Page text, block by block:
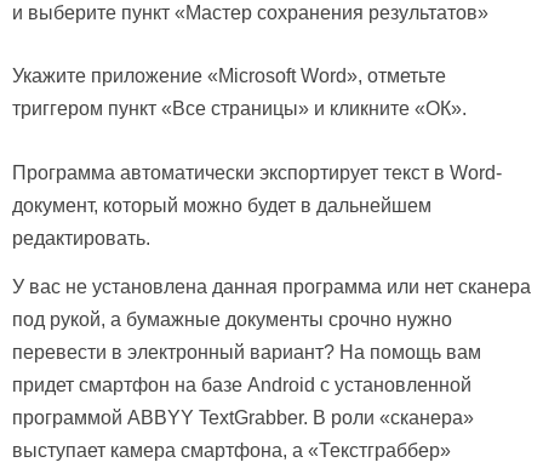
и выберите пункт «Мастер сохранения результатов»
Укажите приложение «Microsoft Word», отметьте
триггером пункт «Все страницы» и кликните «ОК».
Программа автоматически экспортирует текст в Word-
документ, который можно будет в дальнейшем
редактировать.
У вас не установлена данная программа или нет сканера
под рукой, а бумажные документы срочно нужно
перевести в электронный вариант? На помощь вам
придет смартфон на базе Android с установленной
программой ABBYY TextGrabber. В роли «сканера»
выступает камера смартфона, а «Текстграббер»